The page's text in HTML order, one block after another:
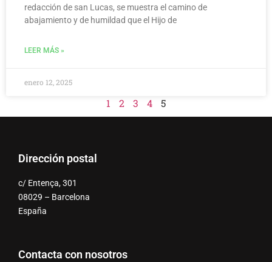
redacción de san Lucas, se muestra el camino de
abajamiento y de humildad que el Hijo de
LEER MÁS »
enero 12, 2025
1 2 3 4 5
Dirección postal
c/ Entença, 301
08029 – Barcelona
España
Contacta con nosotros